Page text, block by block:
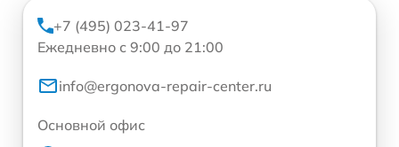
+7 (495) 023-41-97
Ежедневно с 9:00 до 21:00
info@ergonova-repair-center.ru
Основной офис